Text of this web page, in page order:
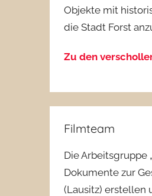
Objekte mit
die Stadt Forst
Zu den
Filmteam
Die Arbeitsgruppe
Dokumente zur
(Lausitz) erstellen